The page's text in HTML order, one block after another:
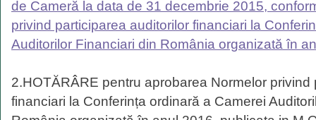
de Cameră la data de 31 decembrie 2015,
privind participarea auditorilor financiari la
Auditorilor Financiari din România organizată în
2.HOTĂRÂRE pentru aprobarea Normelor privind
financiari la Conferința ordinară a Camerei